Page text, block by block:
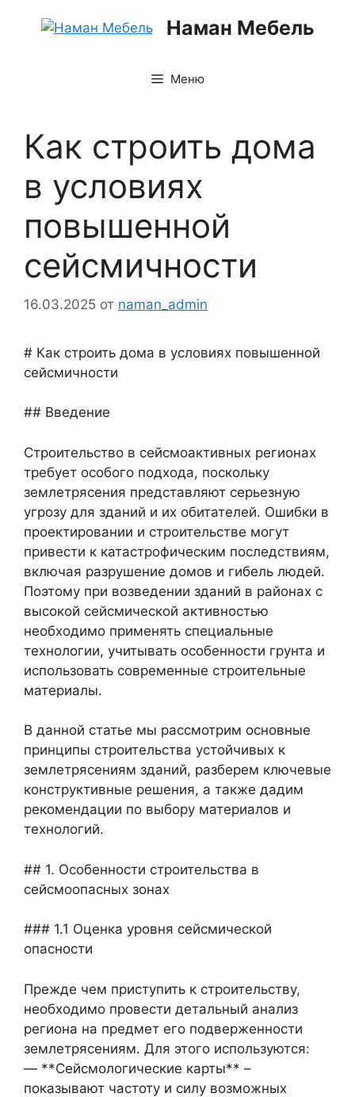
Наман Мебель
Меню
Как строить дома
в условиях
повышенной
сейсмичности
16.03.2025 от naman_admin
# Как строить дома в условиях повышенной
сейсмичности
## Введение
Строительство в сейсмоактивных регионах
требует особого подхода, поскольку
землетрясения представляют серьезную
угрозу для зданий и их обитателей. Ошибки в
проектировании и строительстве могут
привести к катастрофическим последствиям,
включая разрушение домов и гибель людей.
Поэтому при возведении зданий в районах с
высокой сейсмической активностью
необходимо применять специальные
технологии, учитывать особенности грунта и
использовать современные строительные
материалы.
В данной статье мы рассмотрим основные
принципы строительства устойчивых к
землетрясениям зданий, разберем ключевые
конструктивные решения, а также дадим
рекомендации по выбору материалов и
технологий.
## 1. Особенности строительства в
сейсмоопасных зонах
### 1.1 Оценка уровня сейсмической
опасности
Прежде чем приступить к строительству,
необходимо провести детальный анализ
региона на предмет его подверженности
землетрясениям. Для этого используются:
— **Сейсмологические карты** –
показывают частоту и силу возможных